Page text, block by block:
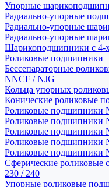
Упорные
Радиально-упорные
Радиально-упорные
Радиально-упорные
Шарикоподшипники с 4-
Роликовые подшипники
Бессепараторные
NNCF / NJG
Кольца упорных
Конические роликовые
Роликовые подшипники
Роликовые подшипники
Роликовые подшипники
Роликовые подшипники
Роликовые подшипники
Сферические роликовые
230 / 240
Упорные роликовые